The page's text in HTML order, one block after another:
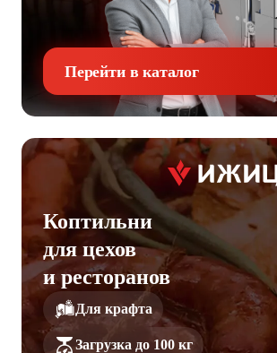
Перейти в каталог
Коптильни
для цехов
и ресторанов
Для крафта
Загрузка до 100 кг